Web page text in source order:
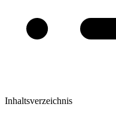
Inhaltsverzeichnis